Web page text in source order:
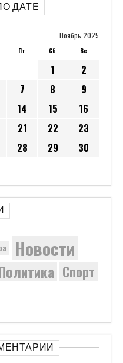
ДАТЕ
Ноябрь 2025
Пт Сб Вс
1
2
7 8
9
14 15
16
21 22
23
28 29
30
Новости
Спорт